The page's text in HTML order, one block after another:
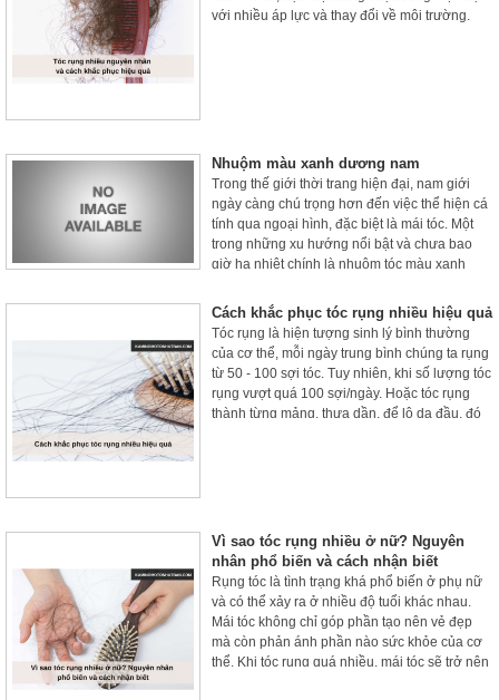
với nhiều áp lực và thay đổi về môi trường.
Nhuộm màu xanh dương nam
Trong thế giới thời trang hiện đại, nam giới
ngày càng chú trọng hơn đến việc thể hiện cá
tính qua ngoại hình, đặc biệt là mái tóc. Một
trong những xu hướng nổi bật và chưa bao
giờ hạ nhiệt chính là nhuộm tóc màu xanh
Cách khắc phục tóc rụng nhiều hiệu quả
Tóc rụng là hiện tượng sinh lý bình thường
của cơ thể, mỗi ngày trung bình chúng ta rụng
từ 50 - 100 sợi tóc. Tuy nhiên, khi số lượng tóc
rụng vượt quá 100 sợi/ngày. Hoặc tóc rụng
thành từng mảng, thưa dần, để lộ da đầu, đó
Vì sao tóc rụng nhiều ở nữ? Nguyên
nhân phổ biến và cách nhận biết
Rụng tóc là tình trạng khá phổ biến ở phụ nữ
và có thể xảy ra ở nhiều độ tuổi khác nhau.
Mái tóc không chỉ góp phần tạo nên vẻ đẹp
mà còn phản ánh phần nào sức khỏe của cơ
thể. Khi tóc rụng quá nhiều, mái tóc sẽ trở nên